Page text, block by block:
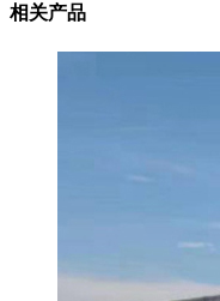
相关产品